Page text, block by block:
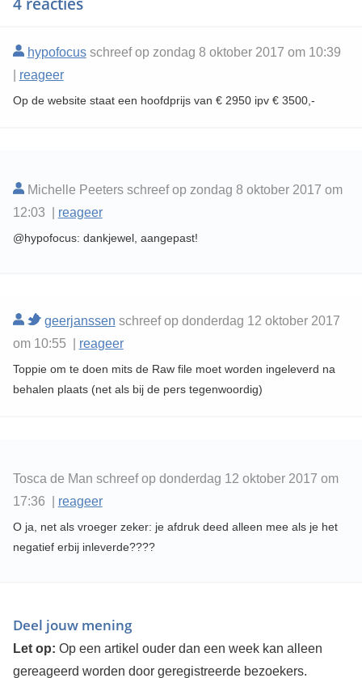
4 reacties
hypofocusschreef op zondag 8 oktober 2017 om 10:39
reageer
Op de website staat een hoofdprijs van € 2950 ipv € 3500,-
Michelle Peeters schreef op zondag 8 oktober 2017 om
12:03 | reageer
@hypofocus: dankjewel, aangepast!
geerjanssen schreef op donderdag 12 oktober 2017
om 10:55 | reageer
Toppie om te doen mits de Raw file moet worden ingeleverd na
behalen plaats (net als bij de pers tegenwoordig)
Tosca de Man schreef op donderdag 12 oktober 2017 om
17:36 | reageer
O ja, net als vroeger zeker: je afdruk deed alleen mee als je het
negatief erbij inleverde????
Deel jouw mening
Let op: Op een artikel ouder dan een week kan alleen
gereageerd worden door geregistreerde bezoekers.